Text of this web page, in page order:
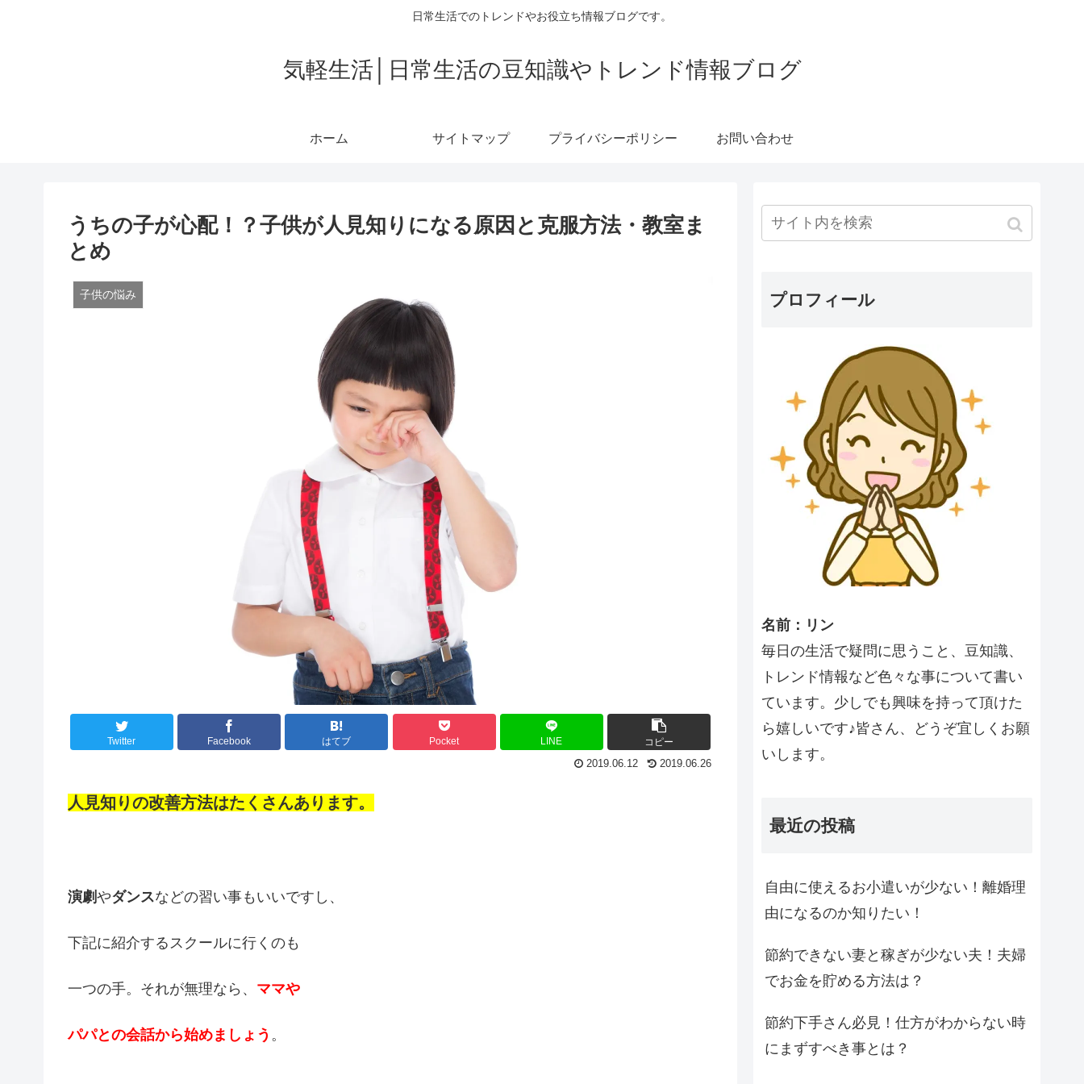
日常生活でのトレンドやお役立ち情報ブログです。
気軽生活│日常生活の豆知識やトレンド情報ブログ
ホーム サイトマップ プライバシーポリシー お問い合わせ
うちの子が心配！？子供が人見知りになる原因と克服方法・教室ま
とめ
子供の悩み
Twitter Facebook はてブ Pocket LINE
コピー
2019.06.12
2019.06.26
人見知りの改善方法はたくさんあります。
演劇やダンスなどの習い事もいいですし、
下記に紹介するスクールに行くのも
一つの手。それが無理なら、 ママや
パパとの会話から始めましょう 。
プロフィール
名前：リン
毎日の生活で疑問に思うこと、豆知識、
トレンド情報など色々な事について書い
ています。少しでも興味を持って頂けた
ら嬉しいです♪皆さん、どうぞ宜しくお願
いします。
最近の投稿
自由に使えるお小遣いが少ない！離婚理
由になるのか知りたい！
節約できない妻と稼ぎが少ない夫！夫婦
でお金を貯める方法は？
節約下手さん必見！仕方がわからない時
にまずすべき事とは？